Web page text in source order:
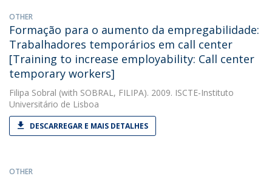
OTHER
Formação para o aumento da empregabilidade:
Trabalhadores temporários em call center
[Training to increase employability: Call center
temporary workers]
Filipa Sobral (with SOBRAL, FILIPA). 2009. ISCTE-Instituto
Universitário de Lisboa
DESCARREGAR E MAIS DETALHES
OTHER